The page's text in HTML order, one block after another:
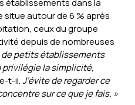
établissements dans la
autour de 6 % après
ceux du groupe
depuis de nombreuses
de petits établissements
la simplicité,
t-il.J’évite de regarder ce
sur ce que je fais. »